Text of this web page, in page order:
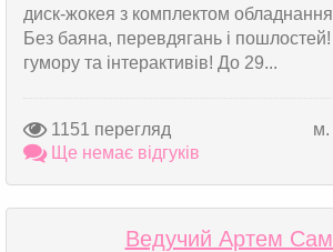
диск-жокея з комплектом
Без баяна, перевдягань і пошлостей!
гумору та інтерактивів! До 29...
1151 перегляд
м.
Ще немає відгуків
Ведучий Артем